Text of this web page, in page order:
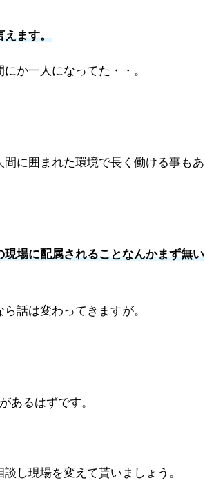
えます。
か一人になってた・・。
に囲まれた環境で長く働ける事もあ
場に配属されることなんかまず無い
ら話は変わってきますが。
あるはずです。
し現場を変えて貰いましょう。